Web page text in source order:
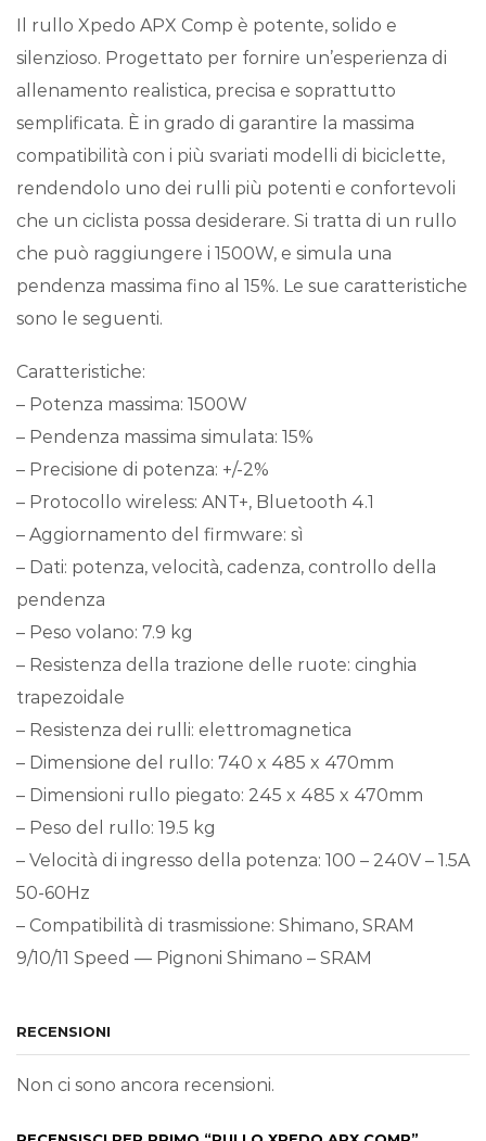
Il rullo Xpedo APX Comp è potente, solido e
silenzioso. Progettato per fornire un’esperienza di
allenamento realistica, precisa e soprattutto
semplificata. È in grado di garantire la massima
compatibilità con i più svariati modelli di biciclette,
rendendolo uno dei rulli più potenti e confortevoli
che un ciclista possa desiderare. Si tratta di un rullo
che può raggiungere i 1500W, e simula una
pendenza massima fino al 15%. Le sue caratteristiche
sono le seguenti.
Caratteristiche:
– Potenza massima: 1500W
– Pendenza massima simulata: 15%
– Precisione di potenza: +/-2%
– Protocollo wireless: ANT+, Bluetooth 4.1
– Aggiornamento del firmware: sì
– Dati: potenza, velocità, cadenza, controllo della
pendenza
– Peso volano: 7.9 kg
– Resistenza della trazione delle ruote: cinghia
trapezoidale
– Resistenza dei rulli: elettromagnetica
– Dimensione del rullo: 740 x 485 x 470mm
– Dimensioni rullo piegato: 245 x 485 x 470mm
– Peso del rullo: 19.5 kg
– Velocità di ingresso della potenza: 100 – 240V – 1.5A
50-60Hz
– Compatibilità di trasmissione: Shimano, SRAM
9/10/11 Speed — Pignoni Shimano – SRAM
RECENSIONI
Non ci sono ancora recensioni.